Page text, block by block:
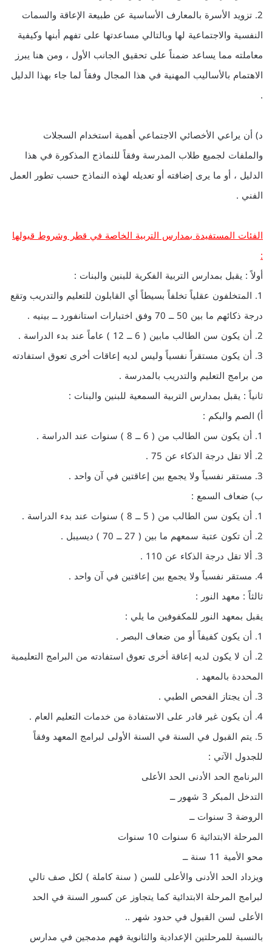
2. تزويد الأسرة بالمعارف الأساسية عن طبيعة الإعاقة والسمات
النفسية والاجتماعية لها وبالتالي مساعدتها على تفهم أبنها وكيفية
معاملته مما يساعد ضمناً على تحقيق الجانب الأول ، ومن هنا يبرز
الاهتمام بالأساليب المهنية في هذا المجال وفقاً لما جاء بهذا الدليل
.
د) أن يراعي الأخصائي الاجتماعي أهمية استخدام السجلات
والملفات لجميع طلاب المدرسة وفقاً للنماذج المذكورة في هذا
الدليل ، أو ما يرى إضافته أو تعديله لهذه النماذج حسب تطور العمل
الفني .
الفئات المستفيدة بمدارس التربية الخاصة في قطر وشروط قبولها
:
أولاً : يقبل بمدارس التربية الفكرية للبنين والبنات :
1. المتخلفون عقلياً تخلفاً بسيطاً أي القابلون للتعليم والتدريب وتقع
درجة ذكائهم ما بين 50 ــ 70 وفق اختبارات استانفورد ــ بينيه .
2. أن يكون سن الطالب مابين ( 6 ــ 12 ) عاماً عند بدء الدراسة .
3. أن يكون مستقراً نفسياً وليس لديه إعاقات أخرى تعوق استفادته
من برامج التعليم والتدريب بالمدرسة .
ثانياً : يقبل بمدارس التربية السمعية للبنين والبنات :
أ‌) الصم والبكم :
1. أن يكون سن الطالب من ( 6 ــ 8 ) سنوات عند الدراسة .
2. ألا تقل درجة الذكاء عن 75 .
3. مستقر نفسياً ولا يجمع بين إعاقتين في آن واحد .
ب‌) ضعاف السمع :
1. أن يكون سن الطالب من ( 5 ــ 8 ) سنوات عند بدء الدراسة .
2. أن تكون عتبة سمعهم ما بين ( 27 ــ 70 ) ديسيبل .
3. ألا تقل درجة الذكاء عن 110 .
4. مستقر نفسياً ولا يجمع بين إعاقتين في آن واحد .
ثالثاً : معهد النور :
يقبل بمعهد النور للمكفوفين ما يلي :
1. أن يكون كفيفاً أو من ضعاف البصر .
2. أن لا يكون لديه إعاقة أخرى تعوق استفادته من البرامج التعليمية
المحددة بالمعهد .
3. أن يجتاز الفحص الطبي .
4. أن يكون غير قادر على الاستفادة من خدمات التعليم العام .
5. يتم القبول في السنة في السنة الأولى لبرامج المعهد وفقاً
للجدول الآتي :
البرنامج الحد الأدنى الحد الأعلى
التدخل المبكر 3 شهور ــ
الروضة 3 سنوات ــ
المرحلة الابتدائية 6 سنوات 10 سنوات
محو الأمية 11 سنة ــ
ويزداد الحد الأدنى والأعلى للسن ( سنة كاملة ) لكل صف تالي
لبرامج المرحلة الابتدائية كما يتجاوز عن كسور السنة في الحد
الأعلى لسن القبول في حدود شهر ..
بالنسبة للمرحلتين الإعدادية والثانوية فهم مدمجين في مدارس